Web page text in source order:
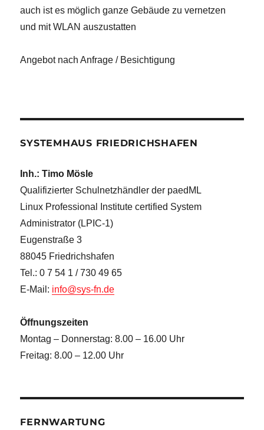
auch ist es möglich ganze Gebäude zu vernetzen
und mit WLAN auszustatten
Angebot nach Anfrage / Besichtigung
SYSTEMHAUS FRIEDRICHSHAFEN
Inh.: Timo Mösle
Qualifizierter Schulnetzhändler der paedML
Linux Professional Institute certified System
Administrator (LPIC-1)
Eugenstraße 3
88045 Friedrichshafen
Tel.: 0 7 54 1 / 730 49 65
E-Mail: info@sys-fn.de
Öffnungszeiten
Montag – Donnerstag: 8.00 – 16.00 Uhr
Freitag: 8.00 – 12.00 Uhr
FERNWARTUNG